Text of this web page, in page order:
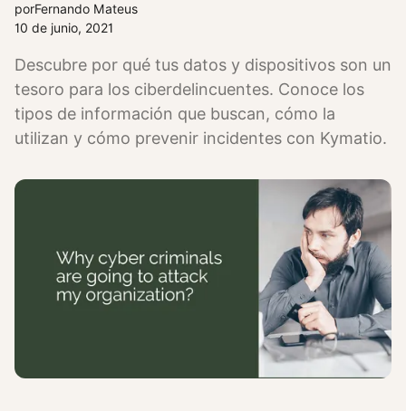
porFernando Mateus
10 de junio, 2021
Descubre por qué tus datos y dispositivos son un
tesoro para los ciberdelincuentes. Conoce los
tipos de información que buscan, cómo la
utilizan y cómo prevenir incidentes con Kymatio.